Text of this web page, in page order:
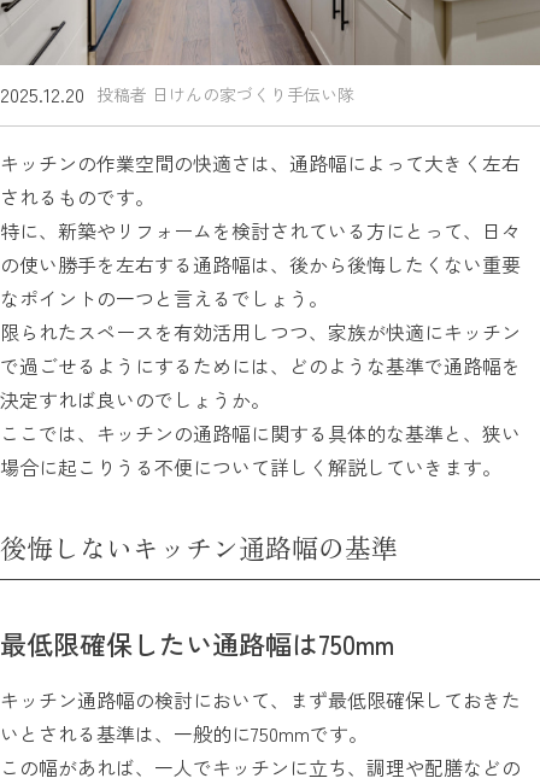
2025.12.20 投稿者 日けんの家づくり手伝い隊
キッチンの作業空間の快適さは、通路幅によって大きく左右
されるものです。
特に、新築やリフォームを検討されている方にとって、日々
の使い勝手を左右する通路幅は、後から後悔したくない重要
なポイントの一つと言えるでしょう。
限られたスペースを有効活用しつつ、家族が快適にキッチン
で過ごせるようにするためには、どのような基準で通路幅を
決定すれば良いのでしょうか。
ここでは、キッチンの通路幅に関する具体的な基準と、狭い
場合に起こりうる不便について詳しく解説していきます。
後悔しないキッチン通路幅の基準
最低限確保したい通路幅は750mm
キッチン通路幅の検討において、まず最低限確保しておきた
いとされる基準は、一般的に750mmです。
この幅があれば、一人でキッチンに立ち、調理や配膳などの